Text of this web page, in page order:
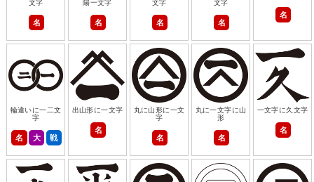
文字
名
陽一文字
名
文字
名
文字
名
名
輪違いに一二文
字
名 大 戦
出山形に一文字
名
丸に山形に一文
字
名
丸に一文字に山
形
名
一文字に久文字
名